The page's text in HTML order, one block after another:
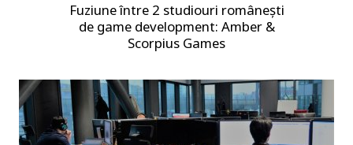
Fuziune între 2 studiouri românești
de game development: Amber &
Scorpius Games